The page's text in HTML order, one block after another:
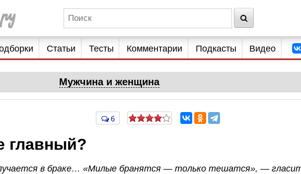
Статьи Тесты Комментарии Подкасты Видео
Мужчина и женщина
6
главный?
в браке… «Милые бранятся — только тешатся», —